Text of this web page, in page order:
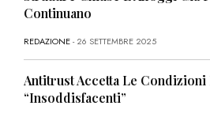
Continuano
REDAZIONE- 26 SETTEMBRE 2025
Antitrust Accetta Le
“Insoddisfacenti”